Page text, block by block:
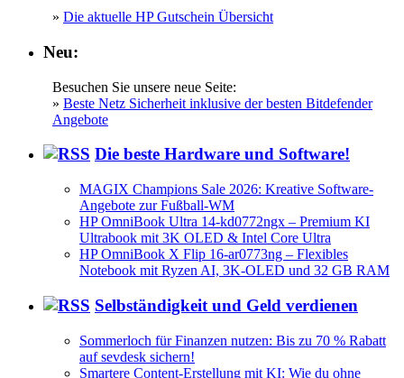
» Die aktuelle HP Gutschein Übersicht
Neu:
Besuchen Sie unsere neue Seite:
» Beste Netz Sicherheit inklusive der besten Bitdefender
Angebote
Die beste Hardware und Software!
MAGIX Champions Sale 2026: Kreative Software-
Angebote zur Fußball-WM
HP OmniBook Ultra 14-kd0772ngx – Premium KI
Ultrabook mit 3K OLED & Intel Core Ultra
HP OmniBook X Flip 16-ar0773ng – Flexibles
Notebook mit Ryzen AI, 3K-OLED und 32 GB RAM
Selbständigkeit und Geld verdienen
Sommerloch für Finanzen nutzen: Bis zu 70 % Rabatt
auf sevdesk sichern!
Smartere Content-Erstellung mit KI: Wie du ohne